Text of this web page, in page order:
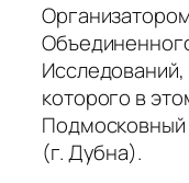
которого в
Подмосковный
(г. Дубна).